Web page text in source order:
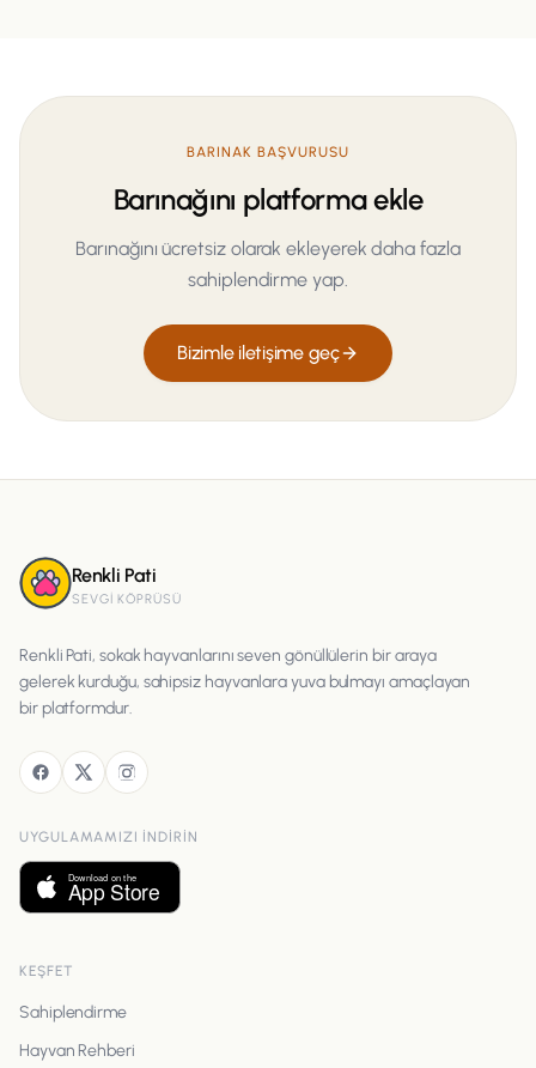
BARINAK BAŞVURUSU
Barınağını platforma ekle
Barınağını ücretsiz olarak ekleyerek daha fazla
sahiplendirme yap.
Bizimle iletişime geç
Renkli Pati
SEVGI KÖPRÜSÜ
Renkli Pati, sokak hayvanlarını seven gönüllülerin bir araya
gelerek kurduğu, sahipsiz hayvanlara yuva bulmayı amaçlayan
bir platformdur.
UYGULAMAMIZI INDIRIN
KEŞFET
Sahiplendirme
Hayvan Rehberi